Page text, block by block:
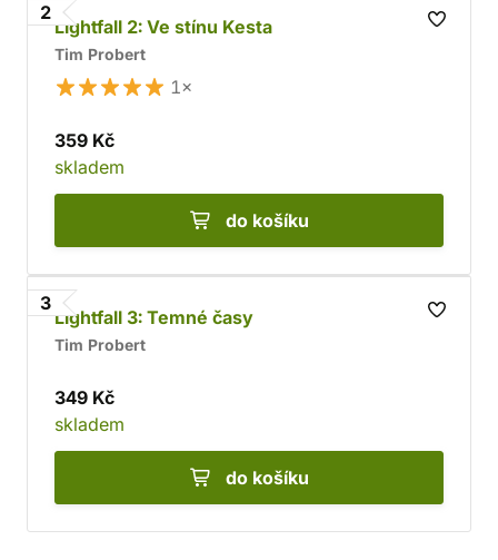
2
Lightfall 2: Ve stínu Kesta
Tim Probert
1×
359 Kč
skladem
do košíku
3
Lightfall 3: Temné časy
Tim Probert
349 Kč
skladem
do košíku